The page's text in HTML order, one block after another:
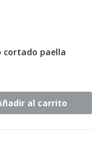
cortado paella
al carrito